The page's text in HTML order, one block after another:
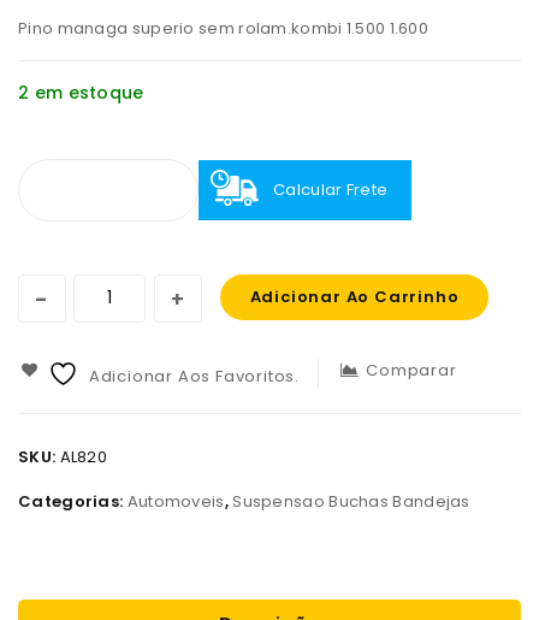
Pino managa superio sem rolam.kombi 1.500 1.600
2 em estoque
Calcular Frete
Adicionar Ao Carrinho
Adicionar Aos Favoritos. Comparar
SKU: AL820
Categorias: Automoveis,Suspensao Buchas Bandejas